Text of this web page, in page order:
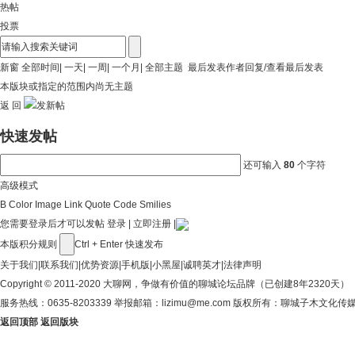
热帖
投票
新窗 全部时间| 一天| 一周| 一个月 | 全部主题 最后发表作者回复/查看最后发表
本版块或指定的范围内尚无主题
返 回
快速发帖
还可输入 80 个字符
高级模式
B Color Image Link Quote Code Smilies
您需要登录后才可以发帖 登录 | 立即注册 |
本版积分规则
Ctrl + Enter 快速发布
关于我们|联系我们|优势资源|手机版|小黑屋|诚聘英才|法律声明
Copyright © 2011-2020 大聊网 ，争做有价值的聊城论坛品牌（已创建8年2320天）
服务热线：0635-8203339 举报邮箱：lizimu@me.com 版权所有：聊城子木文化传
返回顶部 返回版块